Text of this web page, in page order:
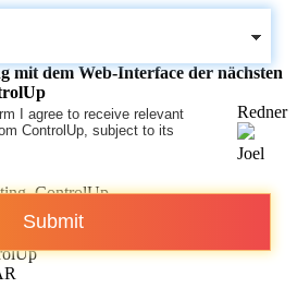
I agree to receive relevant
ControlUp, subject to its
Submit
mit dem Web-Interface der nächsten
Redner
Joel
ControlUp